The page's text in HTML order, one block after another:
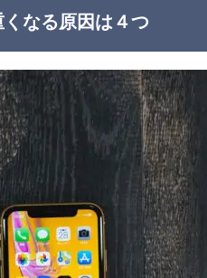
なる原因は４つ